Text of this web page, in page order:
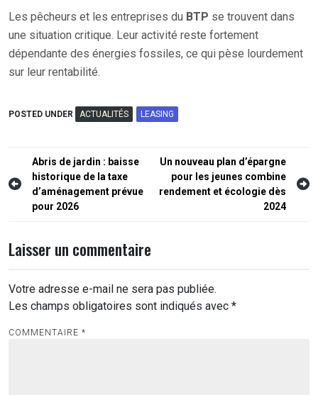
Les pêcheurs et les entreprises du BTP se trouvent dans
une situation critique. Leur activité reste fortement
dépendante des énergies fossiles, ce qui pèse lourdement
sur leur rentabilité.
POSTED UNDER ACTUALITÉS LEASING
Navigation
de
l’article
Abris de jardin : baisse
historique de la taxe
d’aménagement prévue
pour 2026
Un nouveau plan d’épargne
pour les jeunes combine
rendement et écologie dès
2024
Laisser un commentaire
Votre adresse e-mail ne sera pas publiée.
Les champs obligatoires sont indiqués avec *
COMMENTAIRE *